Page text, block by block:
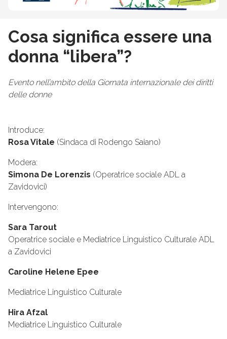
Cosa significa essere una
donna “libera”?
Evento nell’ambito della Giornata internazionale dei diritti
delle donne
Introduce:
Rosa Vitale (Sindaca di Rodengo Saiano)
Modera:
Simona De Lorenzis (Operatrice sociale ADL a
Zavidovici)
Intervengono:
Sara Tarout
Operatrice sociale e Mediatrice Linguistico Culturale ADL
a Zavidovici
Caroline Helene Epee
Mediatrice Linguistico Culturale
Hira Afzal
Mediatrice Linguistico Culturale